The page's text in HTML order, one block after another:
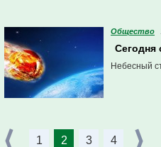
Общество
Сегодня
Небесный
1 2 3 4